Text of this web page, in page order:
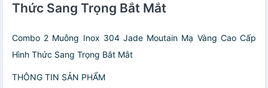
Thức Sang Trọng Bắt Mắt
Combo 2 Muỗng Inox 304 Jade Moutain Mạ Vàng Cao Cấp
Hình Thức Sang Trọng Bắt Mắt
THÔNG TIN SẢN PHẨM